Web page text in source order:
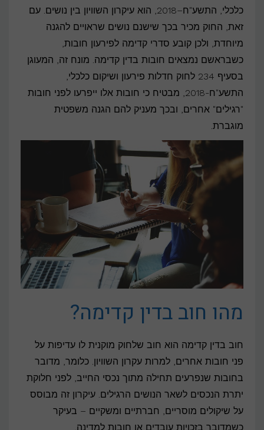
ראשון
בתור?
כלכלי, התשע"ח–2018, הוא עיקרון השוויון בין נושים. עם
זאת, החוק מכיר בכך שישנם נושים שראויים להגנה
מיוחדת, ולכן קובע סדרי קדימה לפירעון חובות,
כשבראשם נמצאים חובות בדין קדימה. מונח זה, המעוגן
בסעיף 234 לחוק חדלות פירעון ושיקום כלכלי,
התשע"ח-2018, מבטיח כי חובות אלו ייפרעו לפני חובות
"רגילים" אחרים, ובכך מעניק להם הגנה משפטית
מוגברת.
מהו חוב בדין קדימה?
חוב בדין קדימה הוא חוב שלחוק מוקנית לו עדיפות על
פני חובות אחרים, למרות עקרון השוויון. כלומר, מדובר
בחובות שנפרעים תחילה מתוך נכסי החייב, לפני חלוקת
יתרת הנכסים לשאר הנושים הרגילים. עיקרון זה מבוסס
על שיקולים מוסריים, חברתיים ומשקיים – בעיקר
כשמדובר בזכויות עובדים או חובות למדינה.